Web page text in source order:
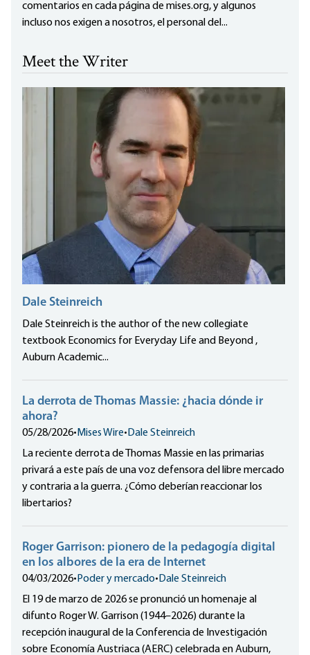
comentarios en cada página de mises.org, y algunos
incluso nos exigen a nosotros, el personal del...
Meet the Writer
Dale Steinreich
Dale Steinreich is the author of the new collegiate
textbook Economics for Everyday Life and Beyond ,
Auburn Academic...
La derrota de Thomas Massie: ¿hacia dónde ir
ahora?
05/28/2026• Mises Wire• Dale Steinreich
La reciente derrota de Thomas Massie en las primarias
privará a este país de una voz defensora del libre mercado
y contraria a la guerra. ¿Cómo deberían reaccionar los
libertarios?
Roger Garrison: pionero de la pedagogía digital
en los albores de la era de Internet
04/03/2026• Poder y mercado• Dale Steinreich
El 19 de marzo de 2026 se pronunció un homenaje al
difunto Roger W. Garrison (1944–2026) durante la
recepción inaugural de la Conferencia de Investigación
sobre Economía Austriaca (AERC) celebrada en Auburn,